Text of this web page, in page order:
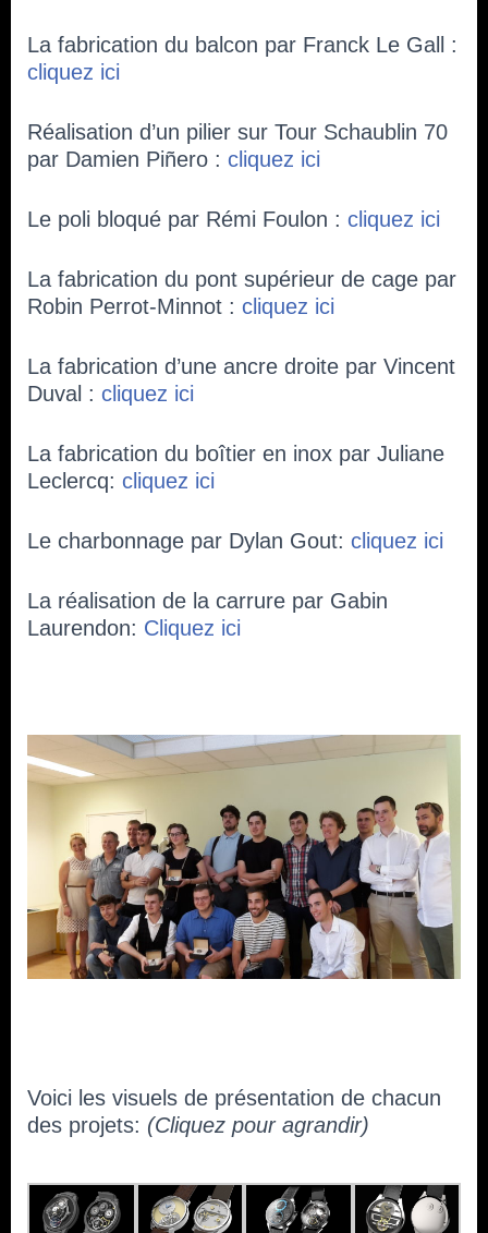
La fabrication du balcon par Franck Le Gall :
cliquez ici
Réalisation d’un pilier sur Tour Schaublin 70
par Damien Piñero : cliquez ici
Le poli bloqué par Rémi Foulon : cliquez ici
La fabrication du pont supérieur de cage par
Robin Perrot-Minnot : cliquez ici
La fabrication d’une ancre droite par Vincent
Duval : cliquez ici
La fabrication du boîtier en inox par Juliane
Leclercq: cliquez ici
Le charbonnage par Dylan Gout: cliquez ici
La réalisation de la carrure par Gabin
Laurendon: Cliquez ici
Voici les visuels de présentation de chacun
des projets: (Cliquez pour agrandir)